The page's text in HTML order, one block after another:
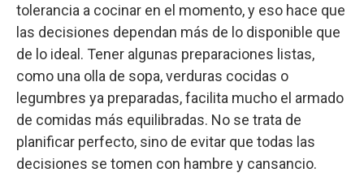
tolerancia a cocinar en el momento, y eso hace que
las decisiones dependan más de lo disponible que
de lo ideal. Tener algunas preparaciones listas,
como una olla de sopa, verduras cocidas o
legumbres ya preparadas, facilita mucho el armado
de comidas más equilibradas. No se trata de
planificar perfecto, sino de evitar que todas las
decisiones se tomen con hambre y cansancio.